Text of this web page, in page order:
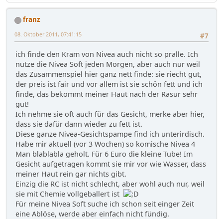
franz
#7
08. Oktober 2011, 07:41:15
ich finde den Kram von Nivea auch nicht so pralle. Ich
nutze die Nivea Soft jeden Morgen, aber auch nur weil
das Zusammenspiel hier ganz nett finde: sie riecht gut,
der preis ist fair und vor allem ist sie schön fett und ich
finde, das bekommt meiner Haut nach der Rasur sehr
gut!
Ich nehme sie oft auch für das Gesicht, merke aber hier,
dass sie dafür dann wieder zu fett ist.
Diese ganze Nivea-Gesichtspampe find ich unterirdisch.
Habe mir aktuell (vor 3 Wochen) so komische Nivea 4
Man blablabla geholt. Für 6 Euro die kleine Tube! Im
Gesicht aufgetragen kommt sie mir vor wie Wasser, dass
meiner Haut rein gar nichts gibt.
Einzig die RC ist nicht schlecht, aber wohl auch nur, weil
sie mit Chemie vollgeballert ist
Für meine Nivea Soft suche ich schon seit einger Zeit
eine Ablöse, werde aber einfach nicht fündig.